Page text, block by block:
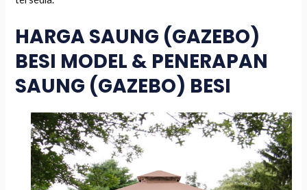
HARGA SAUNG (GAZEBO)
BESI MODEL & PENERAPAN
SAUNG (GAZEBO) BESI